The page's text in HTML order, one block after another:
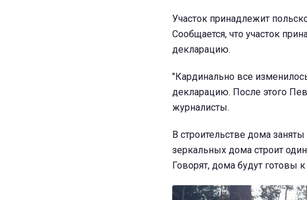
Участок принадлежит
Сообщается, что участок
декларацию.
"Кардинально все
декларацию. После этого
журналисты.
В строительстве дома
зеркальных дома строит
Говорят, дома будут готовы